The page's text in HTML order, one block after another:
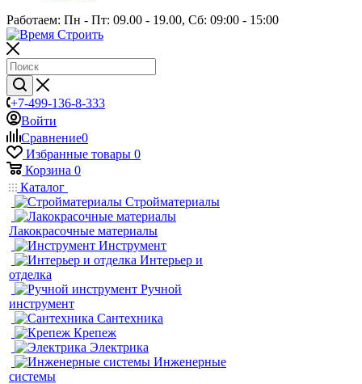
Работаем: Пн - Пт: 09.00 - 19.00, Сб: 09:00 - 15:00
+7-499-136-8-333
Войти
Сравнение0
Избранные товары 0
Корзина 0
Каталог
Стройматериалы
Лакокрасочные материалы
Инструмент
Интерьер и
отделка
Ручной
инструмент
Сантехника
Крепеж
Электрика
Инженерные
системы